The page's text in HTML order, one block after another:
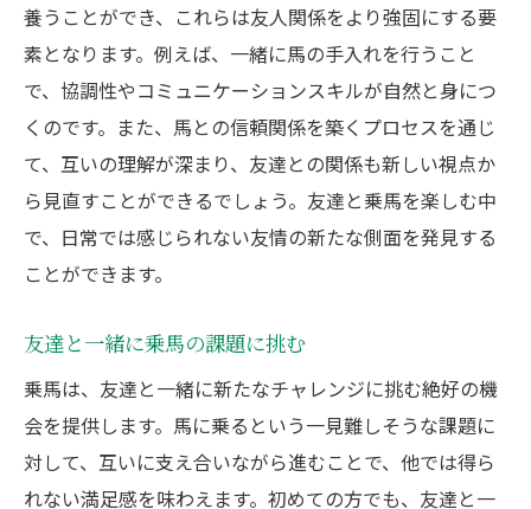
養うことができ、これらは友人関係をより強固にする要
素となります。例えば、一緒に馬の手入れを行うこと
で、協調性やコミュニケーションスキルが自然と身につ
くのです。また、馬との信頼関係を築くプロセスを通じ
て、互いの理解が深まり、友達との関係も新しい視点か
ら見直すことができるでしょう。友達と乗馬を楽しむ中
で、日常では感じられない友情の新たな側面を発見する
ことができます。
友達と一緒に乗馬の課題に挑む
乗馬は、友達と一緒に新たなチャレンジに挑む絶好の機
会を提供します。馬に乗るという一見難しそうな課題に
対して、互いに支え合いながら進むことで、他では得ら
れない満足感を味わえます。初めての方でも、友達と一